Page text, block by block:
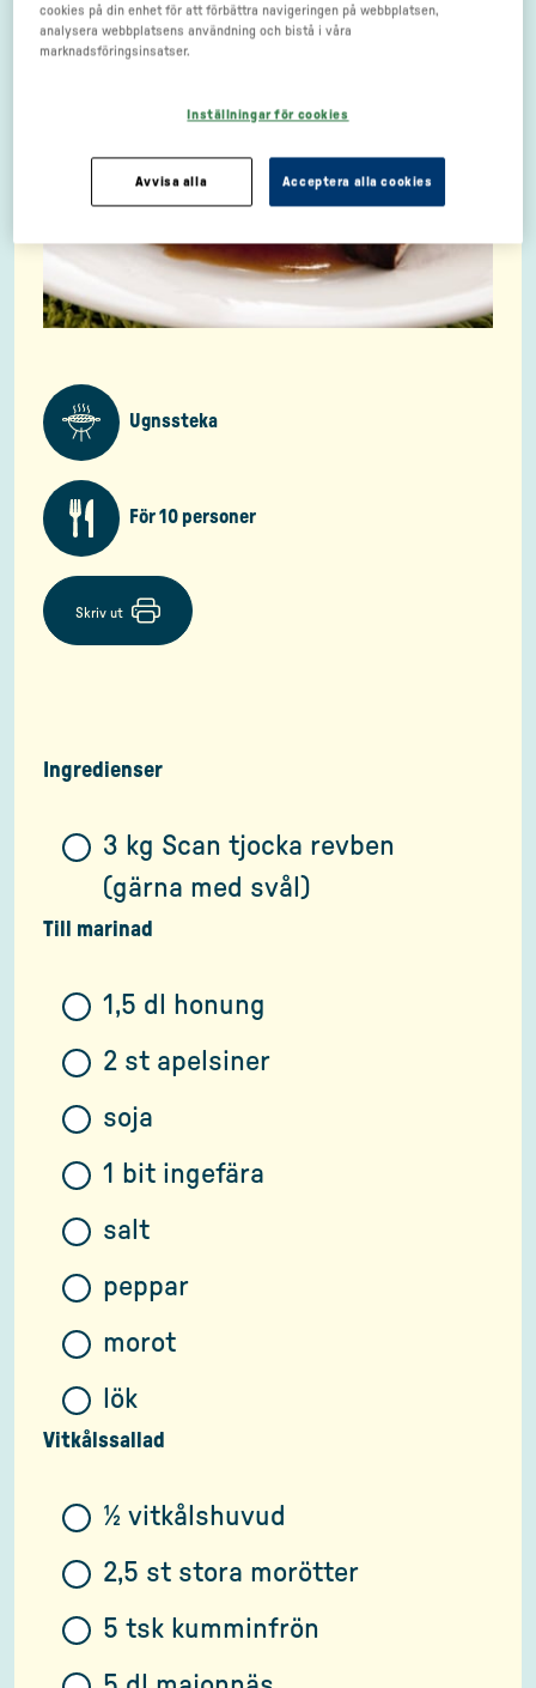
Ugnssteka
För 10 personer
Skriv ut
Ingredienser
3 kg Scan tjocka revben
(gärna med svål)
Till marinad
1,5 dl honung
2 st apelsiner
soja
1 bit ingefära
salt
peppar
morot
lök
Vitkålssallad
½ vitkålshuvud
2,5 st stora morötter
5 tsk kumminfrön
cookies på din enhet för att förbättra navigeringen på webbplatsen,
analysera webbplatsens användning och bistå i våra
marknadsföringsinsatser.
Inställningar för cookies
Avvisa alla Acceptera alla cookies